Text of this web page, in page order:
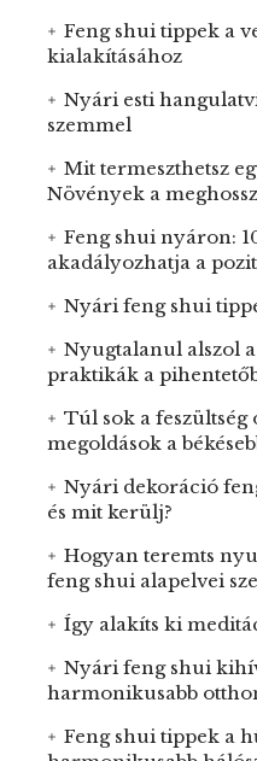
Feng shui tippek a
kialakításához
Nyári esti
szemmel
Mit termeszthetsz
Növények a
Feng shui nyáron:
akadályozhatja a
Nyári feng shui
Nyugtalanul alszol
praktikák a
Túl sok a
megoldások a
Nyári dekoráció
és mit kerülj?
Hogyan teremts
feng shui alapelvei
Így alakíts ki
Nyári feng shui
harmonikusabb
Feng shui tippek a